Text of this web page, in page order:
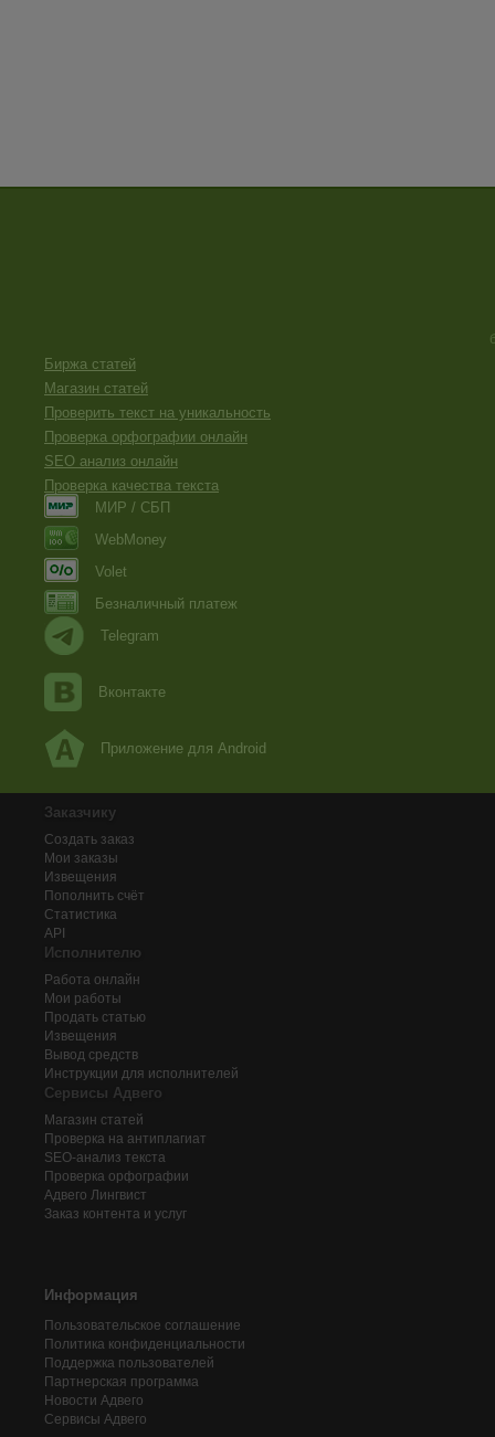
Биржа статей
Магазин статей
Проверить текст на уникальность
Проверка орфографии онлайн
SEO анализ онлайн
Проверка качества текста
МИР / СБП
WebMoney
Volet
Безналичный платеж
Telegram
Вконтакте
Приложение для Android
Заказчику
Создать заказ
Мои заказы
Извещения
Пополнить счёт
Статистика
API
Исполнителю
Работа онлайн
Мои работы
Продать статью
Извещения
Вывод средств
Инструкции для исполнителей
Сервисы Адвего
Магазин статей
Проверка на антиплагиат
SEO-анализ текста
Проверка орфографии
Адвего Лингвист
Заказ контента и услуг
Информация
Пользовательское соглашение
Политика конфиденциальности
Поддержка пользователей
Партнерская программа
Новости Адвего
Сервисы Адвего